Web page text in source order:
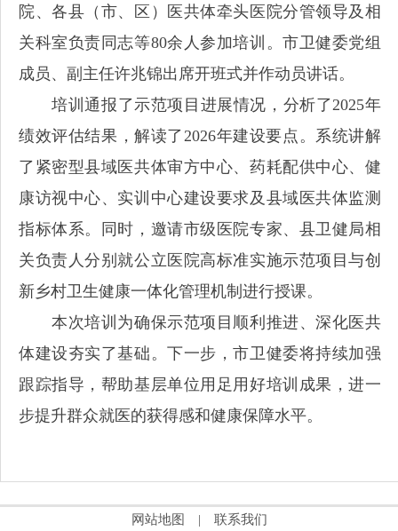
院、各县（市、区）医共体牵头医院分管领导及相
关科室负责同志等80余人参加培训。市卫健委党组
成员、副主任许兆锦出席开班式并作动员讲话。
培训通报了示范项目进展情况，分析了2025年
绩效评估结果，解读了2026年建设要点。系统讲解
了紧密型县域医共体审方中心、药耗配供中心、健
康访视中心、实训中心建设要求及县域医共体监测
指标体系。同时，邀请市级医院专家、县卫健局相
关负责人分别就公立医院高标准实施示范项目与创
新乡村卫生健康一体化管理机制进行授课。
本次培训为确保示范项目顺利推进、深化医共
体建设夯实了基础。下一步，市卫健委将持续加强
跟踪指导，帮助基层单位用足用好培训成果，进一
步提升群众就医的获得感和健康保障水平。
网站地图 | 联系我们